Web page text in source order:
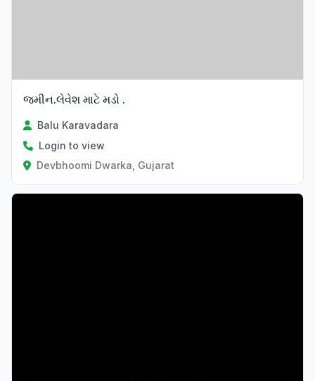
જમીન.લેવેશ માટે મડો .
Balu Karavadara
Login to view
Devbhoomi Dwarka, Gujarat